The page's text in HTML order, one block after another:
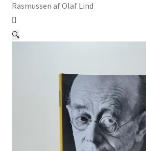
Ting
Rasmussen af Olaf Lind
🔍